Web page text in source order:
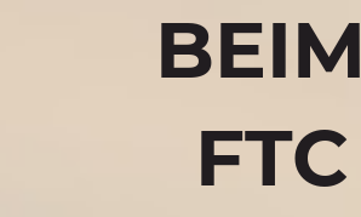
BEIM
FTC